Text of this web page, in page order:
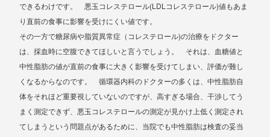
できるわけです。 悪玉コレステロール(LDL コレステロール)値もあま
り直前の食事に影響を受けにくい値です。
その一方で糖尿病や脂質異常症（コレステロール)の治療をドクター
は、採血時に空腹できてほしいと言うでしょう。 それは、血糖値と
中性脂肪の値が直前の食事に大きく影響を受けてしまい、評価が難し
くなるからなのです。 循環器内科のドクターの多くは、中性脂肪自
体をそれほど重要視していないのですが、高すぎる場合、干渉してう
まく測定できず、悪玉コレステロールの測定が見かけ上低く測定され
てしまうという問題点があるために、当院でも中性脂肪は検査の妥当